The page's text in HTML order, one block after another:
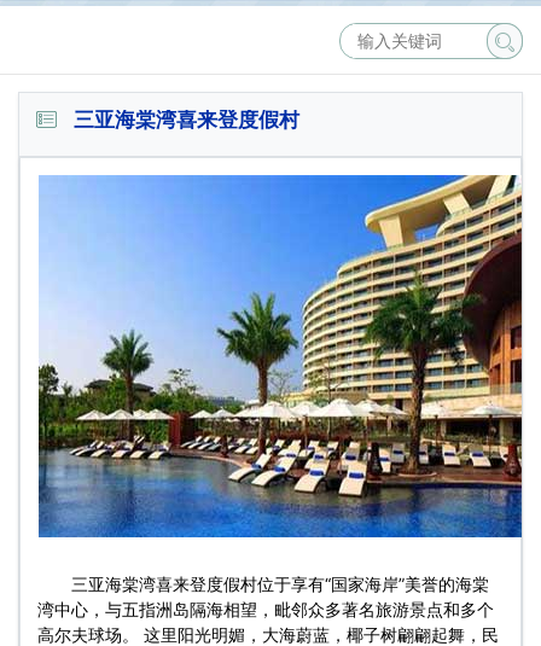
三亚海棠湾喜来登度假村
三亚海棠湾喜来登度假村位于享有“国家海岸”美誉的海棠
湾中心，与五指洲岛隔海相望，毗邻众多著名旅游景点和多个
高尔夫球场。 这里阳光明媚，大海蔚蓝，椰子树翩翩起舞，民